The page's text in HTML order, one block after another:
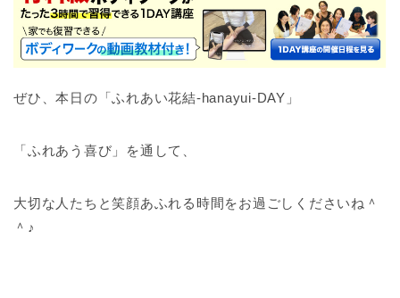
ぜひ、本日の「ふれあい花結-hanayui-DAY」
「ふれあう喜び」を通して、
大切な人たちと笑顔あふれる時間をお過ごしくださいね＾
＾♪